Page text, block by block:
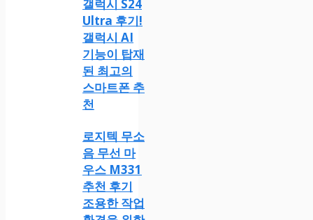
갤럭시 S24
Ultra 후기!
갤럭시 AI
기능이 탑재
된 최고의
스마트폰 추
천
로지텍 무소
음 무선 마
우스 M331
추천 후기
조용한 작업